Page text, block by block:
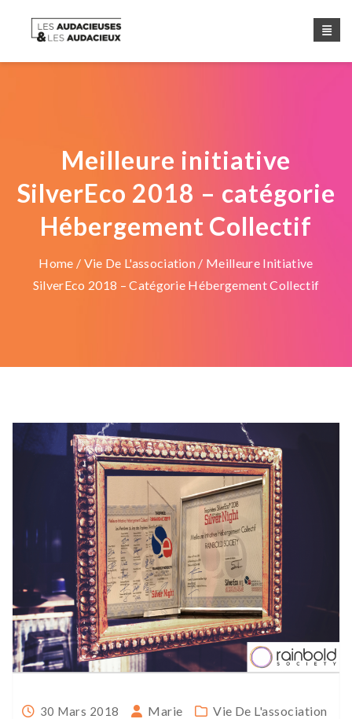
Meilleure initiative
SilverEco 2018 – catégorie
Hébergement Collectif
Home / Vie De L'association / Meilleure Initiative
SilverEco 2018 – Catégorie Hébergement Collectif
30 Mars 2018 Marie Vie De L'association